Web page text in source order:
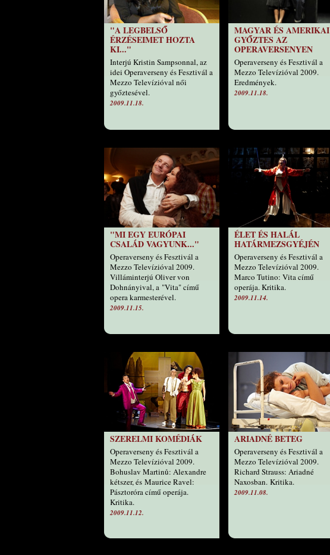
"A LEGBELSŐ
ÉRZÉSEIMET HOZTA
KI..."
Interjú Kristin Sampsonnal, az
idei Operaverseny és Fesztivál a
Mezzo Televízióval női
győztesével.
2009.11.18.
MAGYAR ÉS AMERIKAI
GYŐZTES AZ
OPERAVERSENYEN
Operaverseny és Fesztivál a
Mezzo Televízióval 2009.
Eredmények.
2009.11.18.
"MI EGY EURÓPAI
CSALÁD VAGYUNK..."
Operaverseny és Fesztivál a
Mezzo Televízióval 2009.
Villáminterjú Oliver von
Dohnányival, a "Vita" című
opera karmesterével.
2009.11.15.
ÉLET ÉS HALÁL
HATÁRMEZSGYÉJÉN
Operaverseny és Fesztivál a
Mezzo Televízióval 2009.
Marco Tutino: Vita című
operája. Kritika.
2009.11.14.
SZERELMI KOMÉDIÁK
Operaverseny és Fesztivál a
Mezzo Televízióval 2009.
Bohuslav Martinů: Alexandre
kétszer, és Maurice Ravel:
Pásztoróra című operája.
Kritika.
2009.11.12.
ARIADNÉ BETEG
Operaverseny és Fesztivál a
Mezzo Televízióval 2009.
Richard Strauss: Ariadné
Naxosban. Kritika.
2009.11.08.